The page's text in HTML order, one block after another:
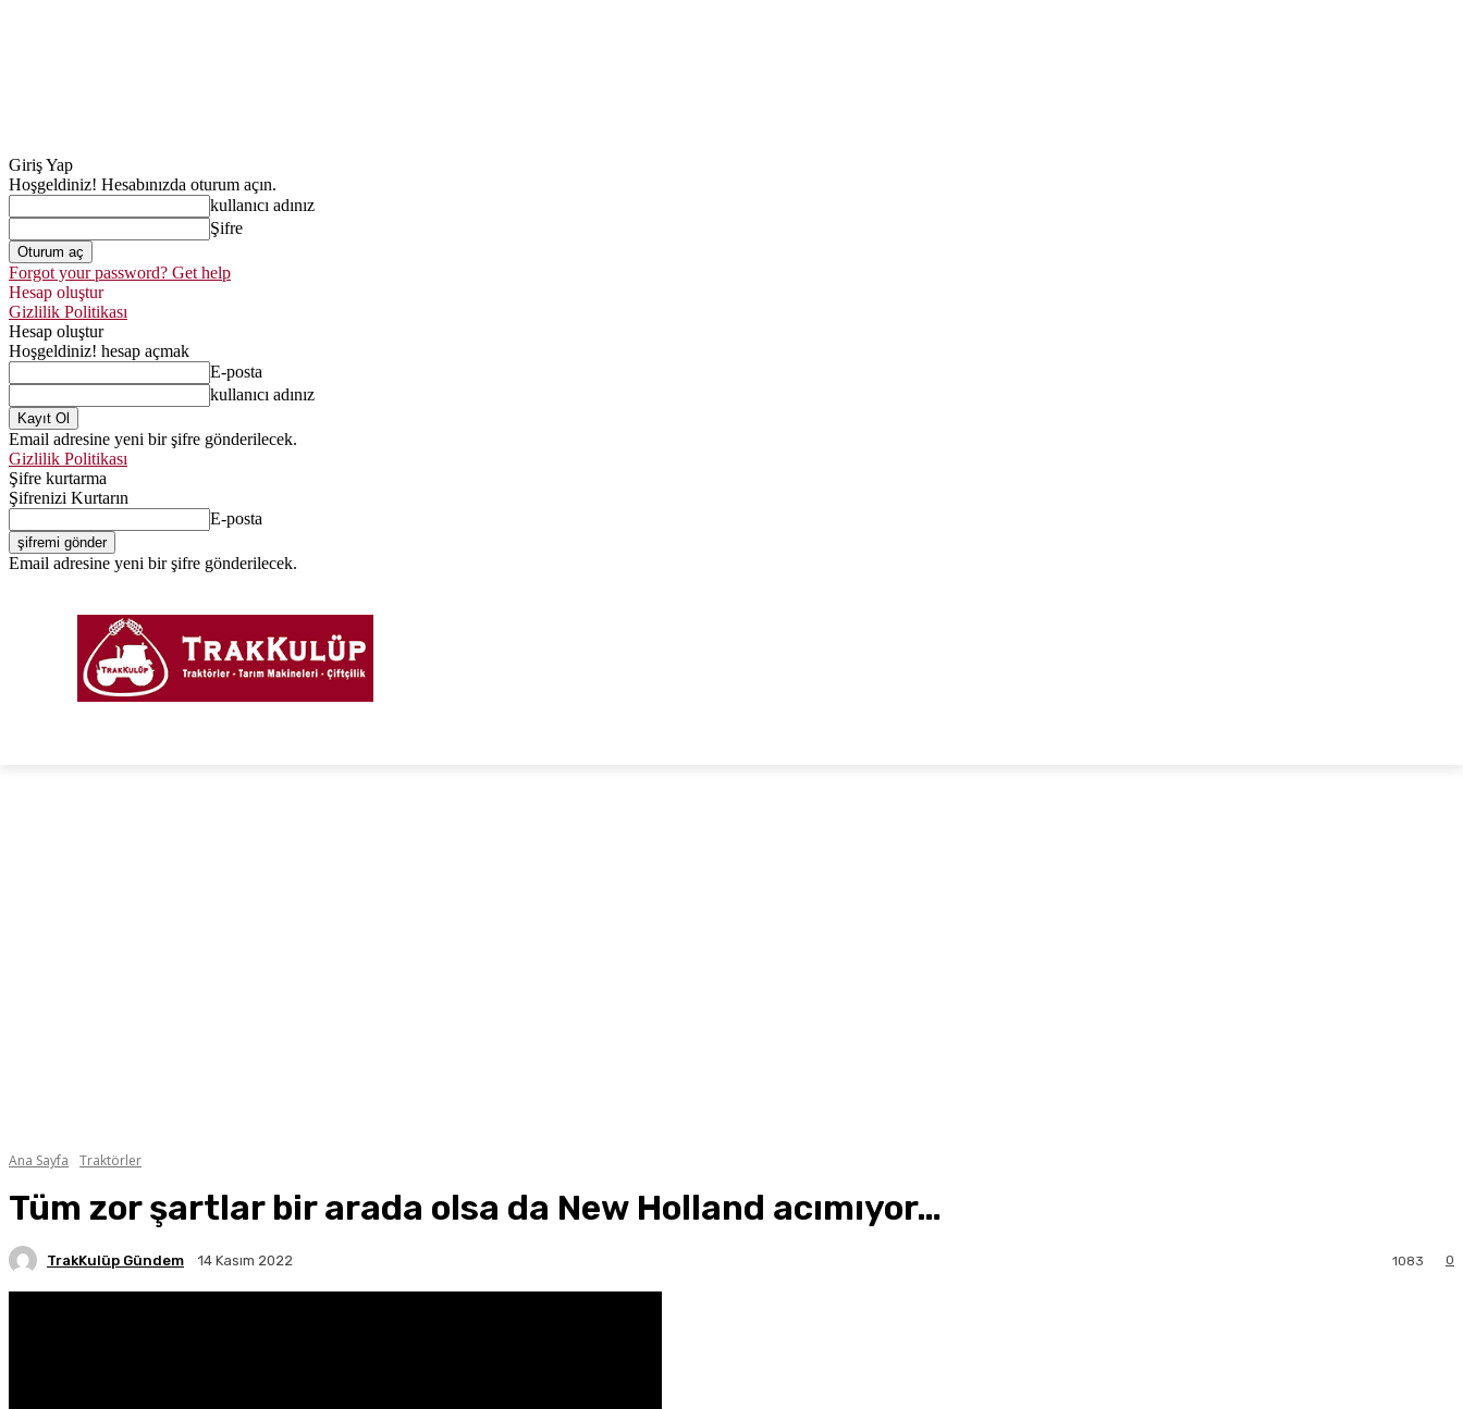
Giriş Yap
Hoşgeldiniz! Hesabınızda oturum açın.
kullanıcı adınız
Şifre
Forgot your password? Get help
Hesap oluştur
Gizlilik Politikası
Hesap oluştur
Hoşgeldiniz! hesap açmak
E-posta
kullanıcı adınız
Email adresine yeni bir şifre gönderilecek.
Gizlilik Politikası
Şifre kurtarma
Şifrenizi Kurtarın
E-posta
Email adresine yeni bir şifre gönderilecek.
Ana Sayfa Traktörler
Tüm zor şartlar bir arada olsa da New Holland acımıyor…
TrakKulüp Gündem 14 Kasım 2022 0
1083